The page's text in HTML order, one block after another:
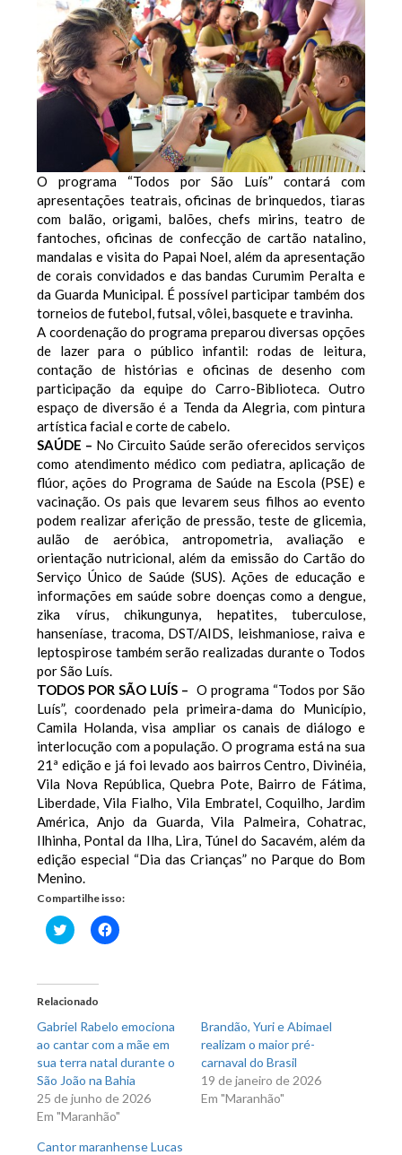
O programa “Todos por São Luís” contará com
apresentações teatrais, oficinas de brinquedos, tiaras
com balão, origami, balões, chefs mirins, teatro de
fantoches, oficinas de confecção de cartão natalino,
mandalas e visita do Papai Noel, além da apresentação
de corais convidados e das bandas Curumim Peralta e
da Guarda Municipal. É possível participar também dos
torneios de futebol, futsal, vôlei, basquete e travinha.
A coordenação do programa preparou diversas opções
de lazer para o público infantil: rodas de leitura,
contação de histórias e oficinas de desenho com
participação da equipe do Carro-Biblioteca. Outro
espaço de diversão é a Tenda da Alegria, com pintura
artística facial e corte de cabelo.
SAÚDE – No Circuito Saúde serão oferecidos serviços
como atendimento médico com pediatra, aplicação de
flúor, ações do Programa de Saúde na Escola (PSE) e
vacinação. Os pais que levarem seus filhos ao evento
podem realizar aferição de pressão, teste de glicemia,
aulão de aeróbica, antropometria, avaliação e
orientação nutricional, além da emissão do Cartão do
Serviço Único de Saúde (SUS). Ações de educação e
informações em saúde sobre doenças como a dengue,
zika vírus, chikungunya, hepatites, tuberculose,
hanseníase, tracoma, DST/AIDS, leishmaniose, raiva e
leptospirose também serão realizadas durante o Todos
por São Luís.
TODOS POR SÃO LUÍS – O programa “Todos por São
Luís”, coordenado pela primeira-dama do Município,
Camila Holanda, visa ampliar os canais de diálogo e
interlocução com a população. O programa está na sua
21ª edição e já foi levado aos bairros Centro, Divinéia,
Vila Nova República, Quebra Pote, Bairro de Fátima,
Liberdade, Vila Fialho, Vila Embratel, Coquilho, Jardim
América, Anjo da Guarda, Vila Palmeira, Cohatrac,
Ilhinha, Pontal da Ilha, Lira, Túnel do Sacavém, além da
edição especial “Dia das Crianças” no Parque do Bom
Menino.
Compartilhe isso:
Clique
para
em
nova
janela)
Clique
para
Relacionado
Gabriel Rabelo emociona
ao cantar com a mãe em
sua terra natal durante o
São João na Bahia
25 de junho de 2026
Em "Maranhão"
Brandão, Yuri e Abimael
realizam o maior pré-
carnaval do Brasil
19 de janeiro de 2026
Em "Maranhão"
Cantor maranhense Lucas